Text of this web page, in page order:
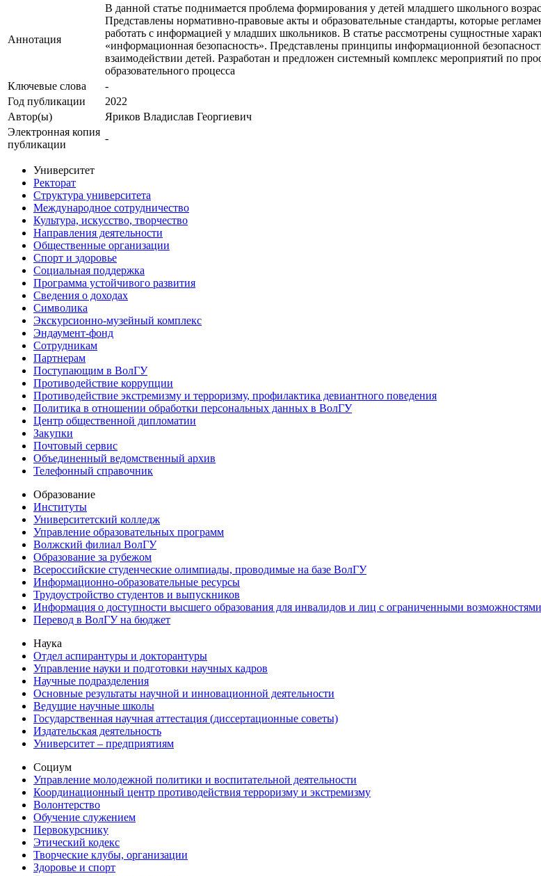
Аннотация
В данной статье поднимается проблема формирования у детей младшего школьного
Представлены нормативно-правовые акты и образовательные стандарты, которые
работать с информацией у младших школьников. В статье рассмотрены сущностные
«информационная безопасность». Представлены принципы информационной
взаимодействии детей. Разработан и предложен системный комплекс мероприятий по
образовательного процесса
Ключевые cлова
-
Год публикации
2022
Автор(ы)
Яриков Владислав Георгиевич
Электронная копия
публикации
-
Университет
Ректорат
Структура университета
Международное сотрудничество
Культура, искусство, творчество
Направления деятельности
Общественные организации
Спорт и здоровье
Социальная поддержка
Программа устойчивого развития
Сведения о доходах
Символика
Экскурсионно-музейный комплекс
Эндаумент-фонд
Сотрудникам
Партнерам
Поступающим в ВолГУ
Противодействие коррупции
Противодействие экстремизму и терроризму, профилактика девиантного поведения
Политика в отношении обработки персональных данных в ВолГУ
Центр общественной дипломатии
Закупки
Почтовый сервис
Объединенный ведомственный архив
Телефонный справочник
Образование
Институты
Университетский колледж
Управление образовательных программ
Волжский филиал ВолГУ
Образование за рубежом
Всероссийские студенческие олимпиады, проводимые на базе ВолГУ
Информационно-образовательные ресурсы
Трудоустройство студентов и выпускников
Информация о доступности высшего образования для инвалидов и лиц с ограниченными возможностями
Перевод в ВолГУ на бюджет
Наука
Отдел аспирантуры и докторантуры
Управление науки и подготовки научных кадров
Научные подразделения
Основные результаты научной и инновационной деятельности
Ведущие научные школы
Государственная научная аттестация (диссертационные советы)
Издательская деятельность
Университет – предприятиям
Социум
Управление молодежной политики и воспитательной деятельности
Координационный центр противодействия терроризму и экстремизму
Волонтерство
Обучение служением
Первокурснику
Этический кодекс
Творческие клубы, организации
Здоровье и спорт